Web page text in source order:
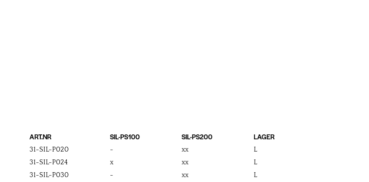
ART.NR
31-SIL-P020
31-SIL-P024
31-SIL-P030
SIL-PS100
-
x
-
SIL-PS200
xx
xx
xx
LAGER
L
L
L